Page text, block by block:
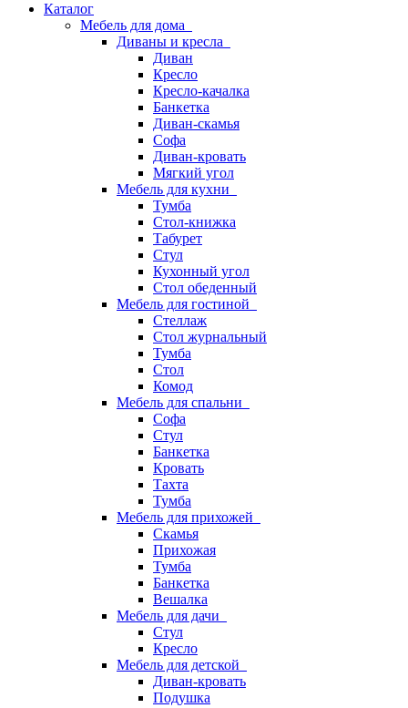
Каталог
Мебель для дома
Диваны и кресла
Диван
Кресло
Кресло-качалка
Банкетка
Диван-скамья
Софа
Диван-кровать
Мягкий угол
Мебель для кухни
Тумба
Стол-книжка
Табурет
Стул
Кухонный угол
Стол обеденный
Мебель для гостиной
Стеллаж
Стол журнальный
Тумба
Стол
Комод
Мебель для спальни
Софа
Стул
Банкетка
Кровать
Тахта
Тумба
Мебель для прихожей
Скамья
Прихожая
Тумба
Банкетка
Вешалка
Мебель для дачи
Стул
Кресло
Мебель для детской
Диван-кровать
Подушка